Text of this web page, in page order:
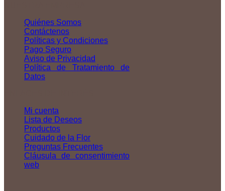
Quiénes Somos
Contáctenos
Políticas y Condiciones
Pago Seguro
Aviso de Privacidad
Política de Tratamiento de
Datos
Mi cuenta
Lista de Deseos
Productos
Cuidado de la Flor
Preguntas Frecuentes
Cláusula de consentimiento
web